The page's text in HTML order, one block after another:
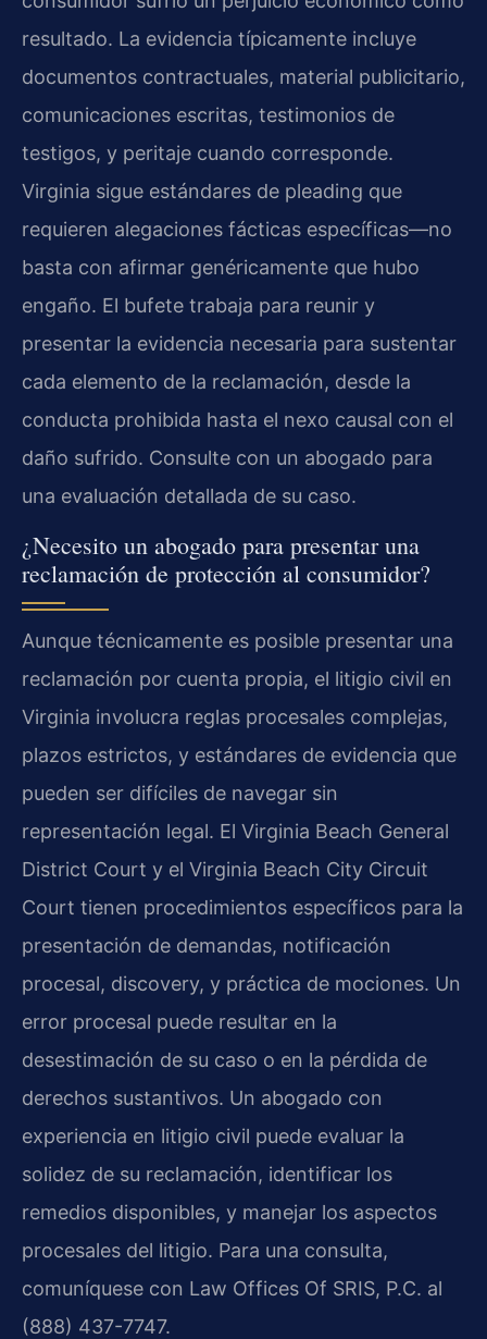
resultado. La evidencia típicamente incluye
documentos contractuales, material publicitario,
comunicaciones escritas, testimonios de
testigos, y peritaje cuando corresponde.
Virginia sigue estándares de pleading que
requieren alegaciones fácticas específicas—no
basta con afirmar genéricamente que hubo
engaño. El bufete trabaja para reunir y
presentar la evidencia necesaria para sustentar
cada elemento de la reclamación, desde la
conducta prohibida hasta el nexo causal con el
daño sufrido. Consulte con un abogado para
una evaluación detallada de su caso.
¿Necesito un abogado para presentar una
reclamación de protección al consumidor?
Aunque técnicamente es posible presentar una
reclamación por cuenta propia, el litigio civil en
Virginia involucra reglas procesales complejas,
plazos estrictos, y estándares de evidencia que
pueden ser difíciles de navegar sin
representación legal. El Virginia Beach General
District Court y el Virginia Beach City Circuit
Court tienen procedimientos específicos para la
presentación de demandas, notificación
procesal, discovery, y práctica de mociones. Un
error procesal puede resultar en la
desestimación de su caso o en la pérdida de
derechos sustantivos. Un abogado con
experiencia en litigio civil puede evaluar la
solidez de su reclamación, identificar los
remedios disponibles, y manejar los aspectos
procesales del litigio. Para una consulta,
comuníquese con Law Offices Of SRIS, P.C. al
(888) 437-7747.